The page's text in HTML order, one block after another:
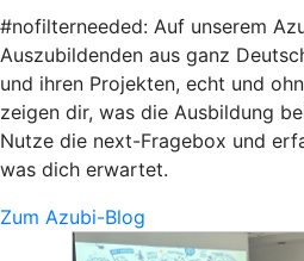
#nofilterneeded: Auf unserem
Auszubildenden aus ganz
und ihren Projekten, echt und
zeigen dir, was die Ausbildung
Nutze die next-Fragebox und
was dich erwartet.
Zum Azubi-Blog